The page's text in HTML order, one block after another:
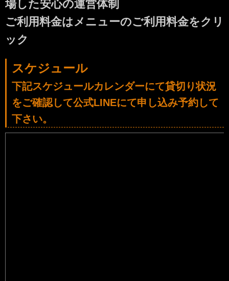
場した安心の運営体制
ご利用料金はメニューのご利用料金をクリ
ック
スケジュール
下記スケジュールカレンダーにて貸切り状況
をご確認して公式LINEにて申し込み予約して
下さい。